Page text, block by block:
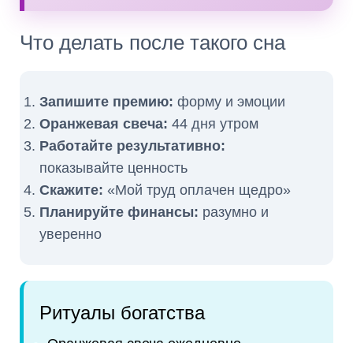
Что делать после такого сна
Запишите премию: форму и эмоции
Оранжевая свеча: 44 дня утром
Работайте результативно:
показывайте ценность
Скажите: «Мой труд оплачен щедро»
Планируйте финансы: разумно и
уверенно
Ритуалы богатства